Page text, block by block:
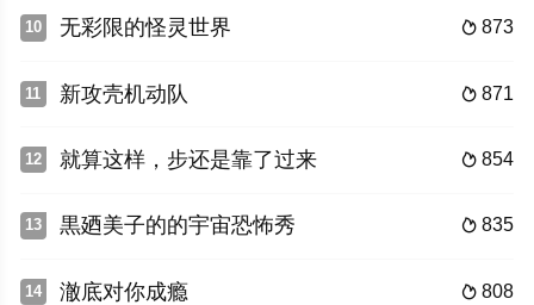
10  873
无彩限的怪灵世界
11  871
新攻壳机动队
12  854
就算这样，步还是靠了过来
13  835
黒廼美子的的宇宙恐怖秀
14  808
澈底对你成瘾